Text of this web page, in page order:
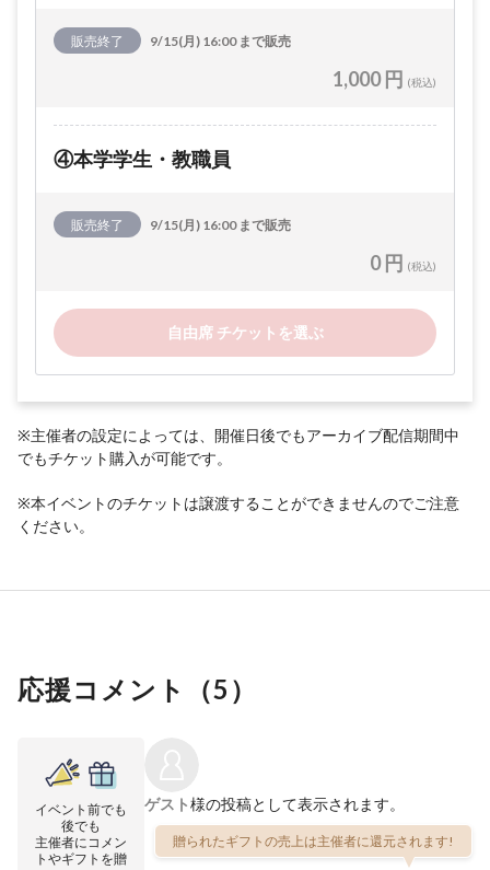
販売終了 9/15(月) 16:00 まで販売
1,000 円 (税込)
④本学学生・教職員
販売終了 9/15(月) 16:00 まで販売
0 円 (税込)
自由席 チケットを選ぶ
※主催者の設定によっては、開催日後でもアーカイブ配信期間中
でもチケット購入が可能です。
※本イベントのチケットは譲渡することができませんのでご注意
ください。
応援コメント（5 ）
イベント前でも
後でも
主催者にコメン
トやギフトを贈
ゲスト様の投稿として表示されます。
贈られたギフトの売上は主催者に還元されます!